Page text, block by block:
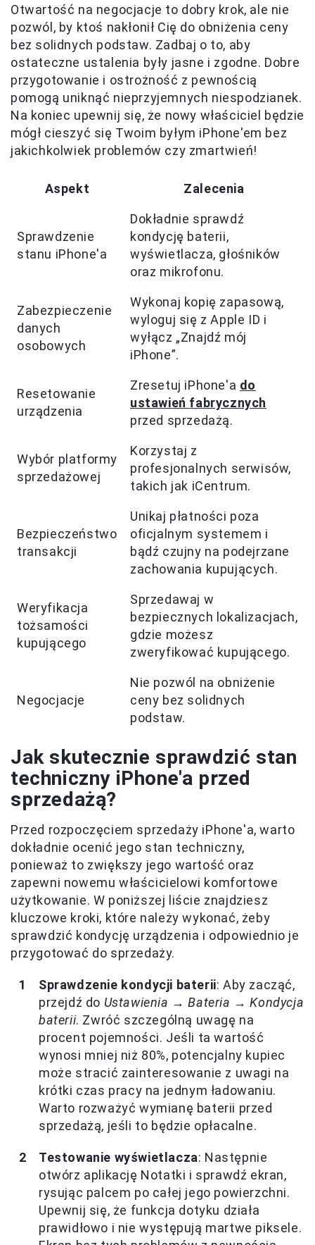
Otwartość na negocjacje to dobry krok, ale nie
pozwól, by ktoś nakłonił Cię do obniżenia ceny
bez solidnych podstaw. Zadbaj o to, aby
ostateczne ustalenia były jasne i zgodne. Dobre
przygotowanie i ostrożność z pewnością
pomogą uniknąć nieprzyjemnych niespodzianek.
Na koniec upewnij się, że nowy właściciel będzie
mógł cieszyć się Twoim byłym iPhone'em bez
jakichkolwiek problemów czy zmartwień!
Aspekt Zalecenia
Sprawdzenie
stanu iPhone'a
Dokładnie sprawdź
kondycję baterii,
wyświetlacza, głośników
oraz mikrofonu.
Zabezpieczenie
danych
osobowych
Wykonaj kopię zapasową,
wyloguj się z Apple ID i
wyłącz „Znajdź mój
iPhone”.
Resetowanie
urządzenia
Zresetuj iPhone'a do
ustawień fabrycznych
przed sprzedażą.
Wybór platformy
sprzedażowej
Korzystaj z
profesjonalnych serwisów,
takich jak iCentrum.
Bezpieczeństwo
transakcji
Unikaj płatności poza
oficjalnym systemem i
bądź czujny na podejrzane
zachowania kupujących.
Weryfikacja
tożsamości
kupującego
Sprzedawaj w
bezpiecznych lokalizacjach,
gdzie możesz
zweryfikować kupującego.
Negocjacje
Nie pozwól na obniżenie
ceny bez solidnych
podstaw.
Jak skutecznie sprawdzić stan
techniczny iPhone'a przed
sprzedażą?
Przed rozpoczęciem sprzedaży iPhone'a, warto
dokładnie ocenić jego stan techniczny,
ponieważ to zwiększy jego wartość oraz
zapewni nowemu właścicielowi komfortowe
użytkowanie. W poniższej liście znajdziesz
kluczowe kroki, które należy wykonać, żeby
sprawdzić kondycję urządzenia i odpowiednio je
przygotować do sprzedaży.
Sprawdzenie kondycji baterii: Aby zacząć,
przejdź do Ustawienia → Bateria → Kondycja
baterii. Zwróć szczególną uwagę na
procent pojemności. Jeśli ta wartość
wynosi mniej niż 80%, potencjalny kupiec
może stracić zainteresowanie z uwagi na
krótki czas pracy na jednym ładowaniu.
Warto rozważyć wymianę baterii przed
sprzedażą, jeśli to będzie opłacalne.
Testowanie wyświetlacza: Następnie
otwórz aplikację Notatki i sprawdź ekran,
rysując palcem po całej jego powierzchni.
Upewnij się, że funkcja dotyku działa
prawidłowo i nie występują martwe piksele.